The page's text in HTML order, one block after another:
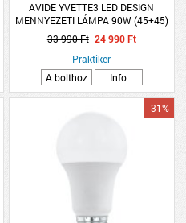
AVIDE YVETTE3 LED DESIGN
MENNYEZETI LÁMPA 90W (45+45)
7110 LM, RF TÁVIRÁNYÍTÓVAL
33 990 Ft 24 990 Ft
Praktiker
A bolthoz
Info
-31%